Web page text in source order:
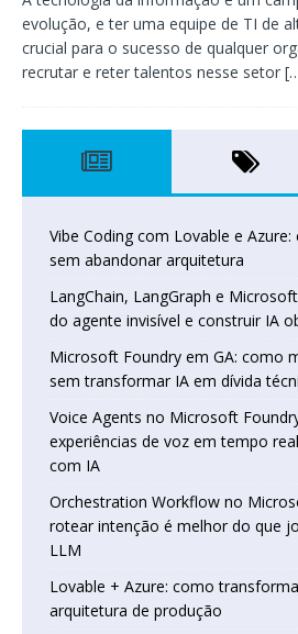
evolução, e ter uma equipe de TI de
crucial para o sucesso de qualquer
recrutar e reter talentos nesse setor
Vibe Coding com Lovable e
sem abandonar arquitetura
LangChain, LangGraph e
do agente invisível e construir IA
Microsoft Foundry em GA: como
sem transformar IA em dívida
Voice Agents no Microsoft
experiências de voz em tempo
com IA
Orchestration Workflow no
rotear intenção é melhor do que
LLM
Lovable + Azure: como
arquitetura de produção